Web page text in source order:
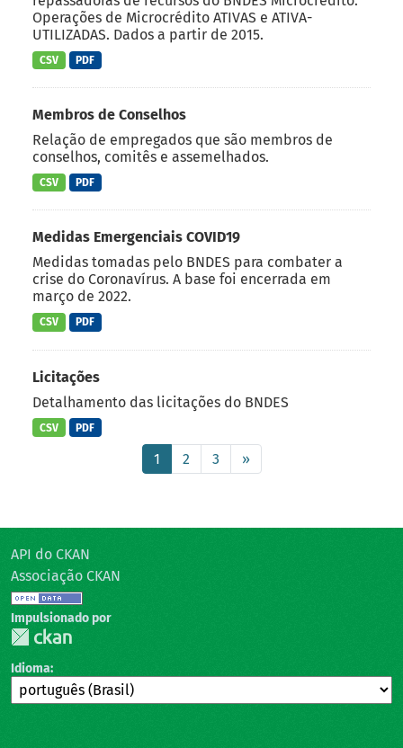
Operações de Microcrédito ATIVAS e ATIVA-
UTILIZADAS. Dados a partir de 2015.
CSV PDF
Membros de Conselhos
Relação de empregados que são membros de
conselhos, comitês e assemelhados.
CSV PDF
Medidas Emergenciais COVID19
Medidas tomadas pelo BNDES para combater a
crise do Coronavírus. A base foi encerrada em
março de 2022.
CSV PDF
Licitações
Detalhamento das licitações do BNDES
CSV PDF
1 2 3 »
API do CKAN
Associação CKAN
Impulsionado por
Idioma